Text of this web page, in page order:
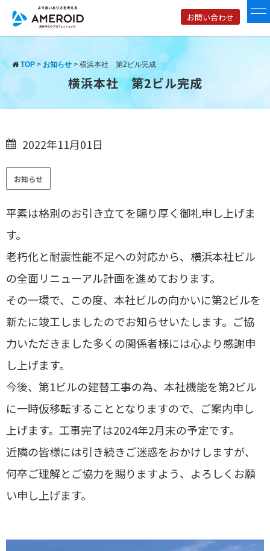
お問い合わせ
TOP > お知らせ > 横浜本社 第2ビル完成
横浜本社 第2ビル完成
2022年11月01日
お知らせ
平素は格別のお引き立てを賜り厚く御礼申し上げま
す。
老朽化と耐震性能不足への対応から、横浜本社ビル
の全面リニューアル計画を進めております。
その一環で、この度、本社ビルの向かいに第2ビルを
新たに竣工しましたのでお知らせいたします。ご協
力いただきました多くの関係者様には心より感謝申
し上げます。
今後、第1ビルの建替工事の為、本社機能を第2ビル
に一時仮移転することとなりますので、ご案内申し
上げます。工事完了は2024年2月末の予定です。
近隣の皆様には引き続きご迷惑をおかけしますが、
何卒ご理解とご協力を賜りますよう、よろしくお願
い申し上げます。